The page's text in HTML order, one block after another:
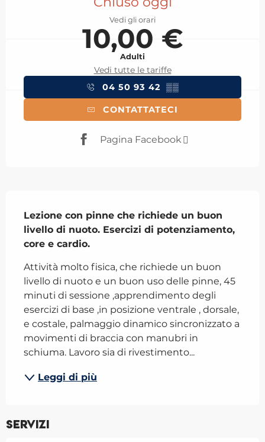
Vedi gli orari
10,00 €
Adulti
Vedi tutte le tariffe
04 50 93 42 ▒▒
CONTATTATECI
Pagina Facebook
Lezione con pinne che richiede un buon
livello di nuoto. Esercizi di potenziamento,
core e cardio.
Attività molto fisica, che richiede un buon
livello di nuoto e un buon uso delle pinne, 45
minuti di sessione ,apprendimento degli
esercizi di base ,in posizione ventrale , dorsale,
e costale, palmaggio dinamico sincronizzato a
movimenti di braccia con manubri in
schiuma. Lavoro sia di rivestimento...
Leggi di più
Servizi